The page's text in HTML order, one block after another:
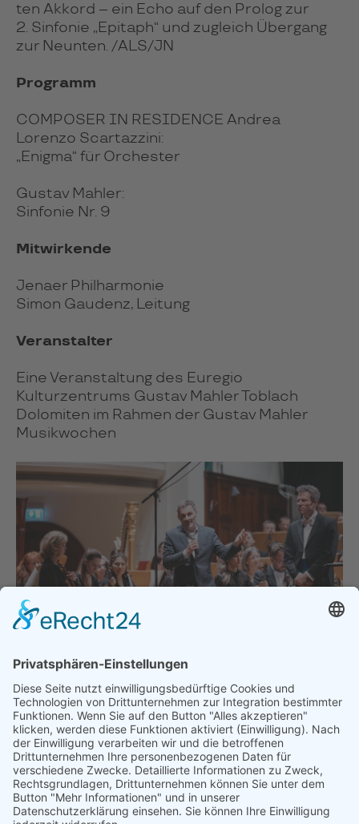
ten Akkord – ein Echo auf den Prolog zur
2. Sin­fonie „Epi­taph“ und zugleich Über­gang
zur Neun­ten. /ALS/JN
Programm
COMPOSER IN RESIDENCE Andrea
Lorenzo Scartazzini:
„Enigma“ für Orchester
Gustav Mahler:
Sinfonie Nr. 9
Mitwirkende
Jenaer Philharmonie
Simon Gaudenz, Leitung
Veranstalter
Eine Veranstaltung des Euregio
Kulturzentrums Gustav Mahler Toblach
Dolomiten im Rahmen der Gustav Mahler
Musikwochen
Andrea Lorenzo Scartazzini, Simon Gaudenz, Jenaer
Philharmonie, Foto: JenaKultur, Christoph Worsch